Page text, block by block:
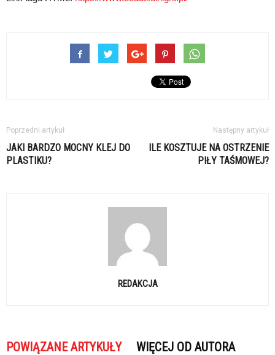
Poprzedni artykuł
JAKI BARDZO MOCNY KLEJ DO
PLASTIKU?
Następny artykuł
ILE KOSZTUJE NA OSTRZENIE
PIŁY TAŚMOWEJ?
REDAKCJA
POWIĄZANE ARTYKUŁY WIĘCEJ OD AUTORA